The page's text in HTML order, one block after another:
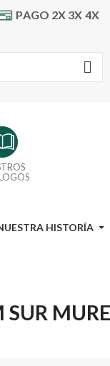
PAGO 2X 3X 4X
HISTORÍA
SUR